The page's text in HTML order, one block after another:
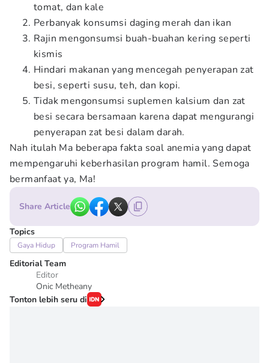
tomat, dan kale
Perbanyak konsumsi daging merah dan ikan
Rajin mengonsumsi buah-buahan kering seperti
kismis
Hindari makanan yang mencegah penyerapan zat
besi, seperti susu, teh, dan kopi.
Tidak mengonsumsi suplemen kalsium dan zat
besi secara bersamaan karena dapat mengurangi
penyerapan zat besi dalam darah.
Nah itulah Ma beberapa fakta soal anemia yang dapat
mempengaruhi keberhasilan program hamil. Semoga
bermanfaat ya, Ma!
Share Article
Topics
Gaya Hidup Program Hamil
Editorial Team
Editor
Onic Metheany
Tonton lebih seru di